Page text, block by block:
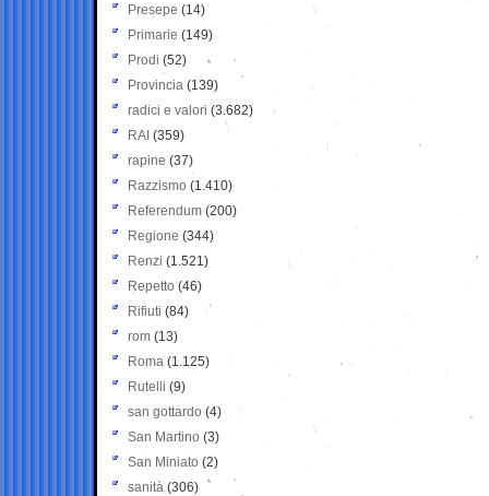
Presepe (14)
Primarie (149)
Prodi (52)
Provincia (139)
radici e valori (3.682)
RAI (359)
rapine (37)
Razzismo (1.410)
Referendum (200)
Regione (344)
Renzi (1.521)
Repetto (46)
Rifiuti (84)
rom (13)
Roma (1.125)
Rutelli (9)
san gottardo (4)
San Martino (3)
San Miniato (2)
sanità (306)